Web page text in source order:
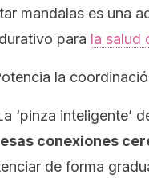
mandalas es una
para la salud
la
‘pinza inteligente’
conexiones
de forma